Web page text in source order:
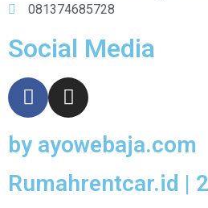
081374685728
Social Media
by ayowebaja.com
Rumahrentcar.id |